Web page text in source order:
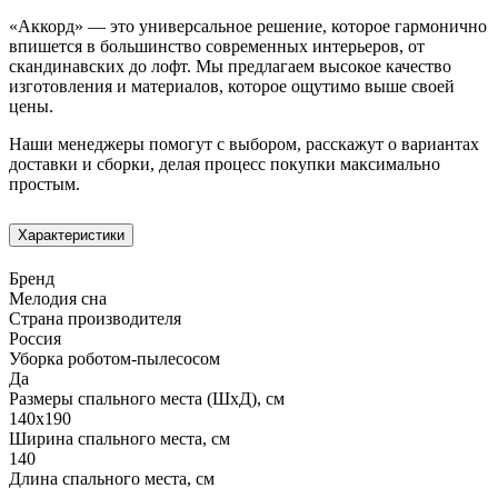
«Аккорд» — это универсальное решение, которое гармонично
впишется в большинство современных интерьеров, от
скандинавских до лофт. Мы предлагаем высокое качество
изготовления и материалов, которое ощутимо выше своей
цены.
Наши менеджеры помогут с выбором, расскажут о вариантах
доставки и сборки, делая процесс покупки максимально
простым.
Характеристики
Бренд
Мелодия сна
Страна производителя
Россия
Уборка роботом-пылесосом
Да
Размеры спального места (ШхД), см
140х190
Ширина спального места, см
140
Длина спального места, см